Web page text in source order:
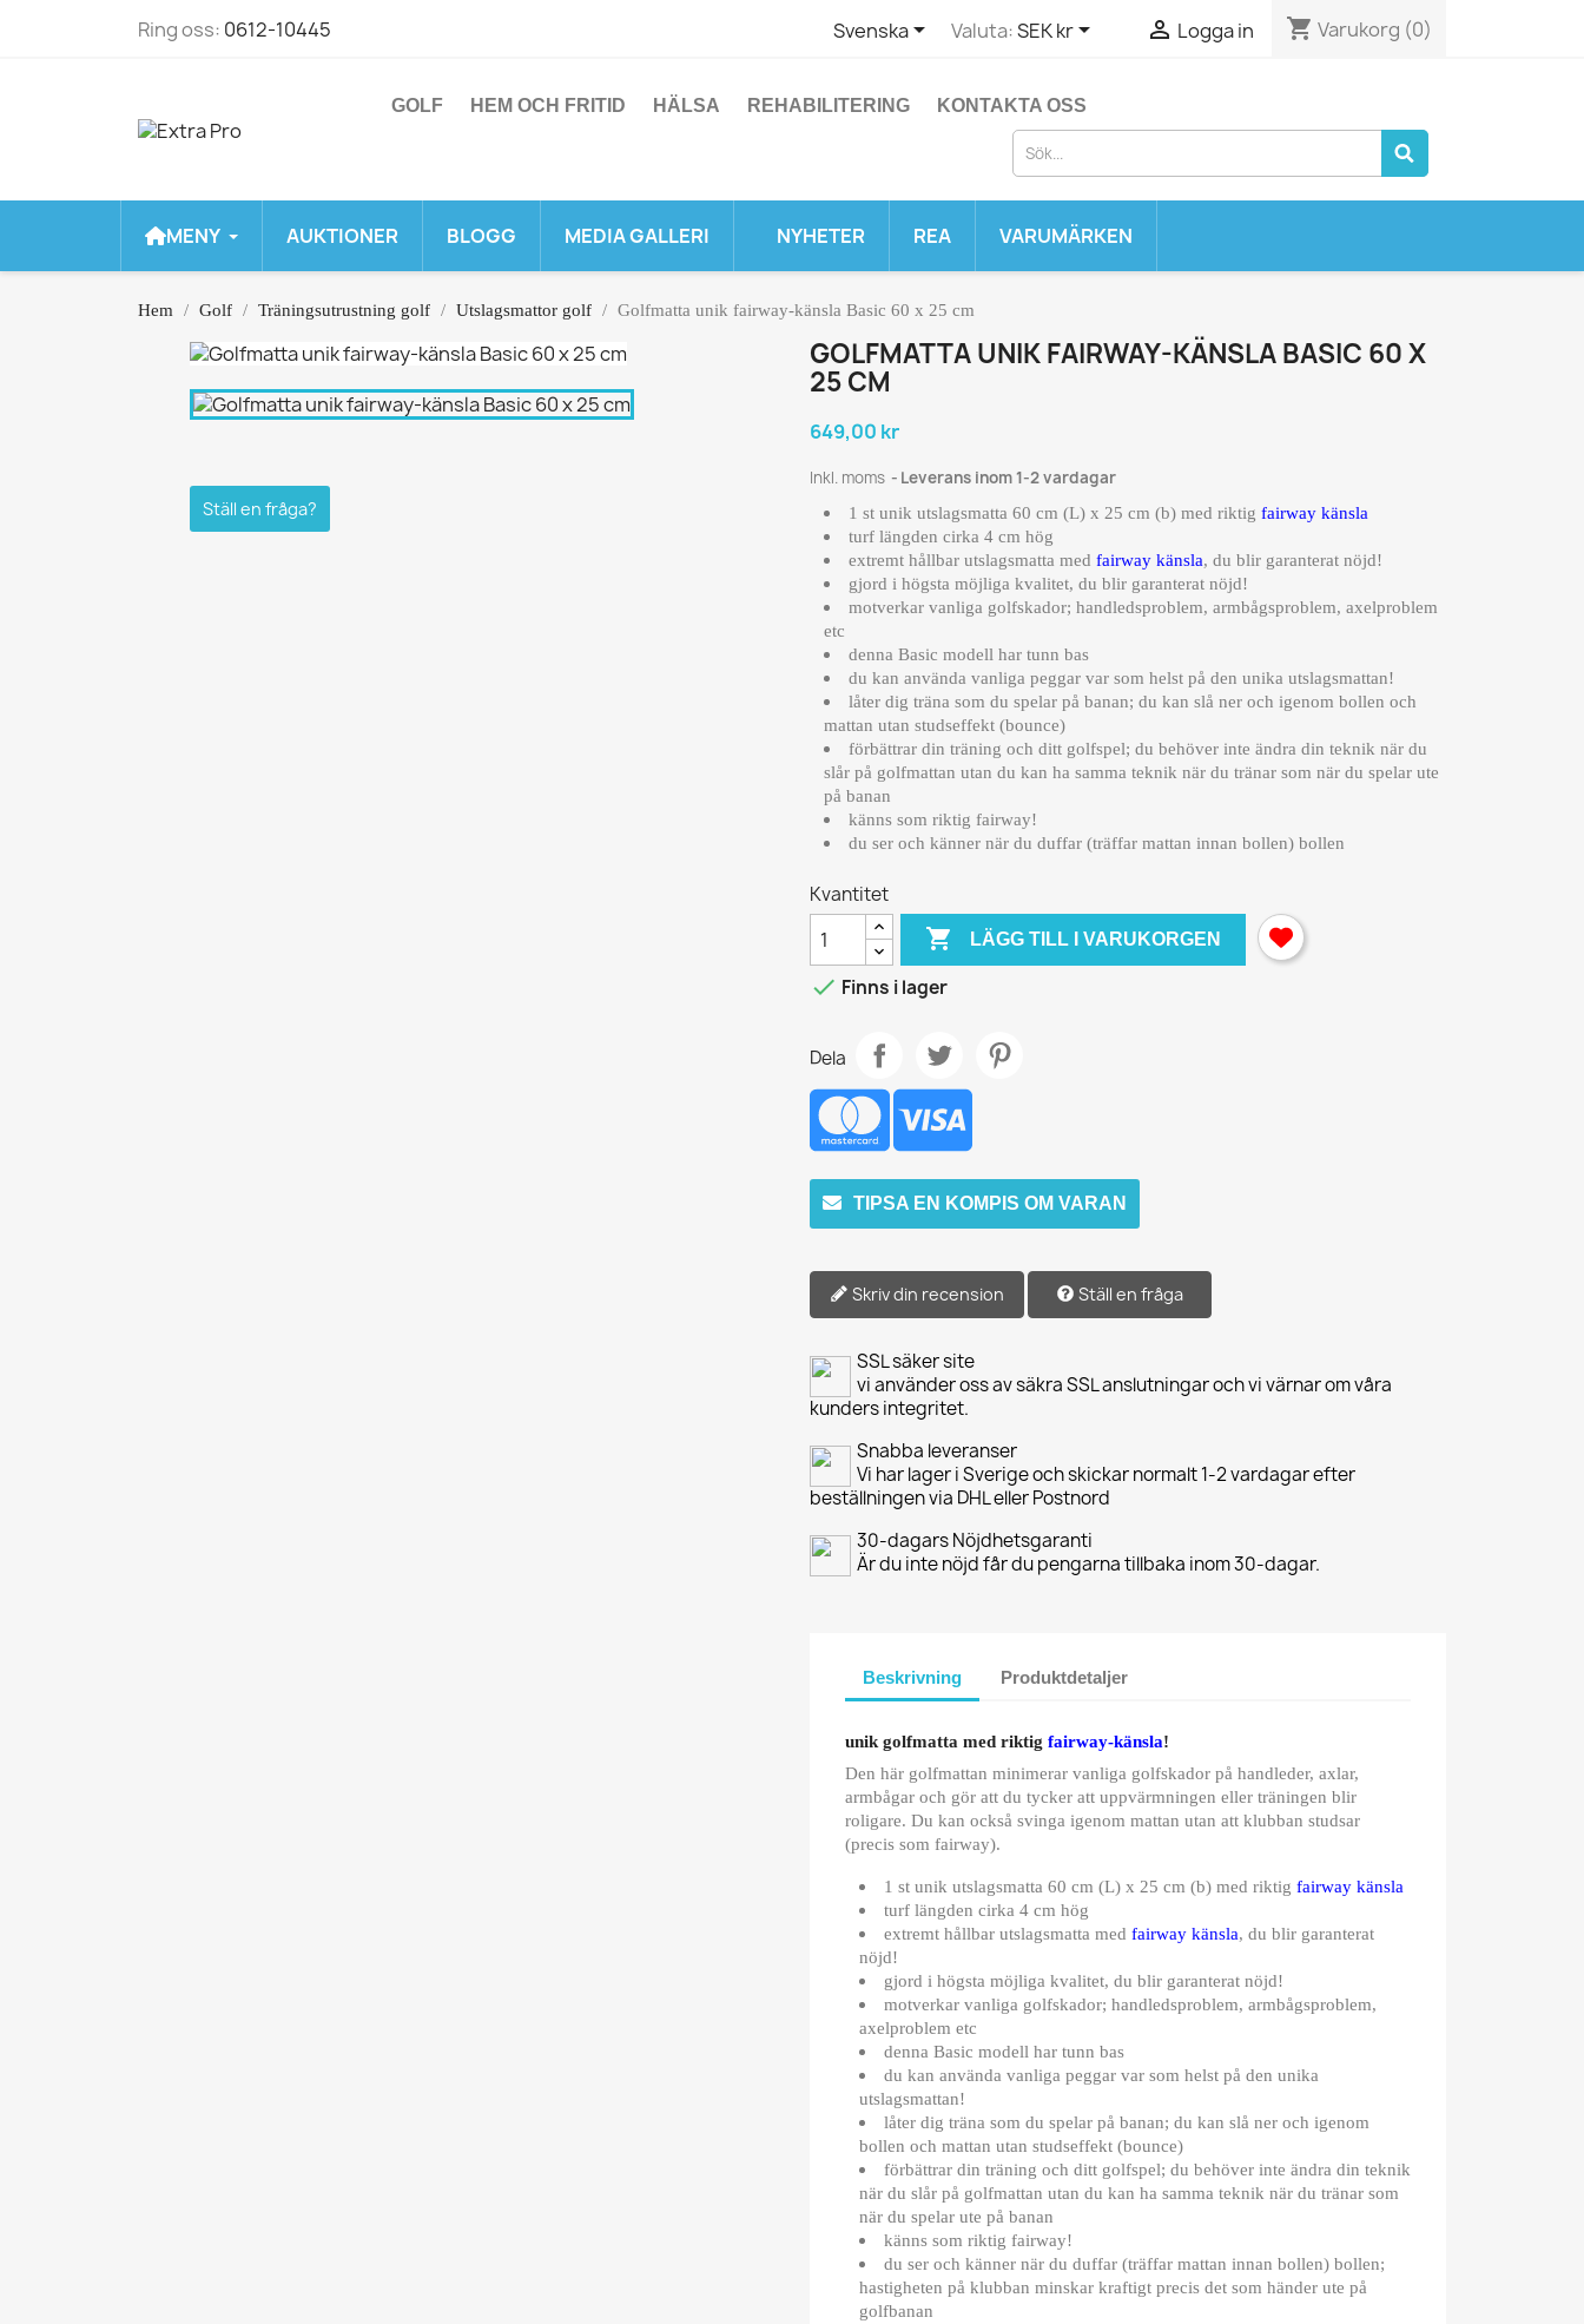
Ring oss: 0612-10445 Svenska Valuta:SEK kr  Logga in shopping_cart Varukorg (0)
GOLF HEM OCH FRITID HÄLSA REHABILITERING KONTAKTA OSS
MENY AUKTIONER BLOGG MEDIA GALLERI NYHETER REA VARUMÄRKEN
Hem Golf Träningsutrustning golf Utslagsmattor golf Golfmatta unik fairway-känsla Basic 60 x 25 cm
Ställ en fråga?
GOLFMATTA UNIK FAIRWAY-KÄNSLA BASIC 60 X
25 CM
649,00 kr
Inkl. moms Leverans inom 1-2 vardagar
1 st unik utslagsmatta 60 cm (L) x 25 cm (b) med riktig fairway känsla
turf längden cirka 4 cm hög
extremt hållbar utslagsmatta med fairway känsla, du blir garanterat nöjd!
gjord i högsta möjliga kvalitet, du blir garanterat nöjd!
motverkar vanliga golfskador; handledsproblem, armbågsproblem, axelproblem
etc
denna Basic modell har tunn bas
du kan använda vanliga peggar var som helst på den unika utslagsmattan!
låter dig träna som du spelar på banan; du kan slå ner och igenom bollen och
mattan utan studseffekt (bounce)
förbättrar din träning och ditt golfspel; du behöver inte ändra din teknik när du
slår på golfmattan utan du kan ha samma teknik när du tränar som när du spelar ute
på banan
känns som riktig fairway!
du ser och känner när du duffar (träffar mattan innan bollen) bollen
Kvantitet
 LÄGG TILL I VARUKORGEN
 Finns i lager
Dela
TIPSA EN KOMPIS OM VARAN
Skriv din recension Ställ en fråga
SSL säker site
vi använder oss av säkra SSL anslutningar och vi värnar om våra
kunders integritet.
Snabba leveranser
Vi har lager i Sverige och skickar normalt 1-2 vardagar efter
beställningen via DHL eller Postnord
30-dagars Nöjdhetsgaranti
Är du inte nöjd får du pengarna tillbaka inom 30-dagar.
Beskrivning Produktdetaljer
unik golfmatta med riktig fairway-känsla!
Den här golfmattan minimerar vanliga golfskador på handleder, axlar,
armbågar och gör att du tycker att uppvärmningen eller träningen blir
roligare. Du kan också svinga igenom mattan utan att klubban studsar
(precis som fairway).
1 st unik utslagsmatta 60 cm (L) x 25 cm (b) med riktig fairway känsla
turf längden cirka 4 cm hög
extremt hållbar utslagsmatta med fairway känsla, du blir garanterat
nöjd!
gjord i högsta möjliga kvalitet, du blir garanterat nöjd!
motverkar vanliga golfskador; handledsproblem, armbågsproblem,
axelproblem etc
denna Basic modell har tunn bas
du kan använda vanliga peggar var som helst på den unika
utslagsmattan!
låter dig träna som du spelar på banan; du kan slå ner och igenom
bollen och mattan utan studseffekt (bounce)
förbättrar din träning och ditt golfspel; du behöver inte ändra din teknik
när du slår på golfmattan utan du kan ha samma teknik när du tränar som
när du spelar ute på banan
känns som riktig fairway!
du ser och känner när du duffar (träffar mattan innan bollen) bollen;
hastigheten på klubban minskar kraftigt precis det som händer ute på
golfbanan